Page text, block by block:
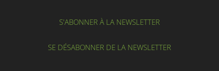
S'ABONNER À LA NEWSLETTER
SE DÉSABONNER DE LA NEWSLETTER